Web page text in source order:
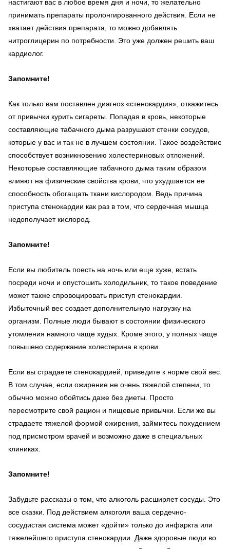
настигают вас в любое время дня и ночи, то желательно
принимать препараты пролонгированного действия. Если не
хватает действия препарата, то можно добавлять
нитроглицерин по потребности. Это уже должен решить ваш
кардиолог.
Запомните!
Как только вам поставлен диагноз «стенокардия», откажитесь
от привычки курить сигареты. Попадая в кровь, некоторые
составляющие табачного дыма разрушают стенки сосудов,
которые у вас и так не в лучшем состоянии. Такое воздействие
способствует возникновению холестериновых отложений.
Некоторые составляющие табачного дыма таким образом
влияют на физические свойства крови, что ухудшается ее
способность обогащать ткани кислородом. Ведь причина
приступа стенокардии как раз в том, что сердечная мышца
недополучает кислород.
Запомните!
Если вы любитель поесть на ночь или еще хуже, встать
посреди ночи и опустошить холодильник, то такое поведение
может также спровоцировать приступ стенокардии.
Избыточный вес создает дополнительную нагрузку на
организм. Полные люди бывают в состоянии физического
утомления намного чаще худых. Кроме этого, у полных чаще
повышено содержание холестерина в крови.
Если вы страдаете стенокардией, приведите к норме свой вес.
В том случае, если ожирение не очень тяжелой степени, то
обычно можно обойтись даже без диеты. Просто
пересмотрите свой рацион и пищевые привычки. Если же вы
страдаете тяжелой формой ожирения, займитесь похудением
под присмотром врачей и возможно даже в специальных
клиниках.
Запомните!
Забудьте рассказы о том, что алкоголь расширяет сосуды. Это
все сказки. Под действием алкоголя ваша сердечно-
сосудистая система может «дойти» только до инфаркта или
тяжелейшего приступа стенокардии. Даже здоровые люди во